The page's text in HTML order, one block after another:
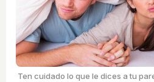
Ten cuidado lo que le dices a tu